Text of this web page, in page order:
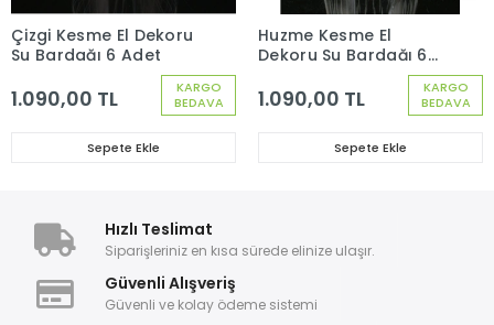
KARGO
BEDAVA
Çizgi Kesme El Dekoru
Su Bardağı 6 Adet
1.090,00 TL
Sepete Ekle
KARGO
BEDAVA
Huzme Kesme El
Dekoru Su Bardağı 6
1.090,00 TL
Sepete Ekle
Hızlı Teslimat
Siparişleriniz en kısa sürede elinize ulaşır.
Güvenli Alışveriş
Güvenli ve kolay ödeme sistemi